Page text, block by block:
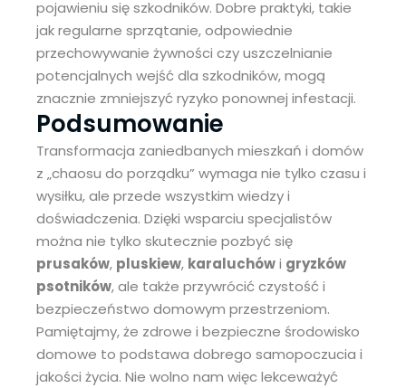
pojawieniu się szkodników. Dobre praktyki, takie
jak regularne sprzątanie, odpowiednie
przechowywanie żywności czy uszczelnianie
potencjalnych wejść dla szkodników, mogą
znacznie zmniejszyć ryzyko ponownej infestacji.
Podsumowanie
Transformacja zaniedbanych mieszkań i domów
z „chaosu do porządku” wymaga nie tylko czasu i
wysiłku, ale przede wszystkim wiedzy i
doświadczenia. Dzięki wsparciu specjalistów
można nie tylko skutecznie pozbyć się
prusaków, pluskiew, karaluchówi gryzków
psotników, ale także przywrócić czystość i
bezpieczeństwo domowym przestrzeniom.
Pamiętajmy, że zdrowe i bezpieczne środowisko
domowe to podstawa dobrego samopoczucia i
jakości życia. Nie wolno nam więc lekceważyć